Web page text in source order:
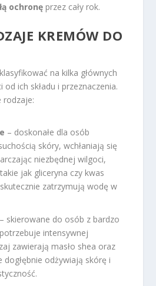
ochronę przez cały rok.
KREMÓW DO
na kilka głównych
ich składu i przeznaczenia.
rodzaje:
– doskonałe dla osób
skóry, wchłaniają się
niezbędnej wilgoci,
jak gliceryna czy kwas
zatrzymują wodę w
– skierowane do osób z bardzo
intensywnej
zawierają masło shea oraz
odżywiają skórę i